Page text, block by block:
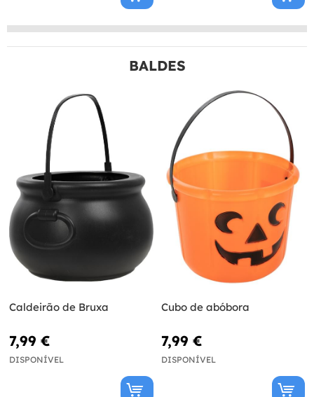
BALDES
Caldeirão de Bruxa
7,99 €
DISPONÍVEL
Cubo de abóbora
7,99 €
DISPONÍVEL